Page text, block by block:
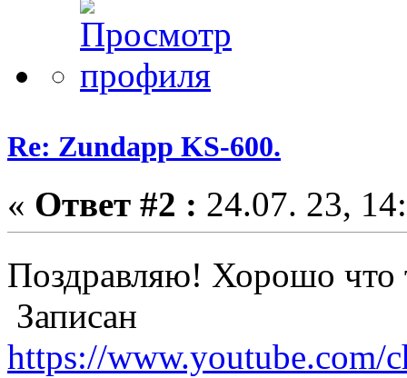
Re: Zundapp KS-600.
« Ответ #2 : 24.07. 23,
Поздравляю! Хорошо что
Записан
https://